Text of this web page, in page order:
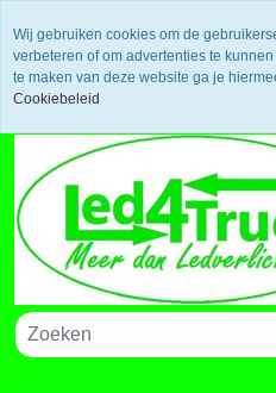
Uw voordeel: Gratis
dagen bedenktijd en
Bestelling volgen via track and
Winkelwagen
Wij gebruiken cookies om de
verbeteren of om advertenties te
te maken van deze website ga je
Cookiebeleid